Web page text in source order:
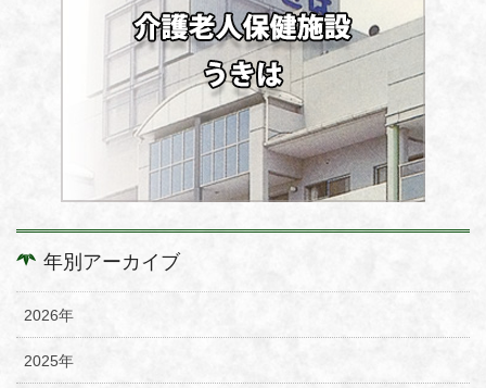
年別アーカイブ
2026年
2025年